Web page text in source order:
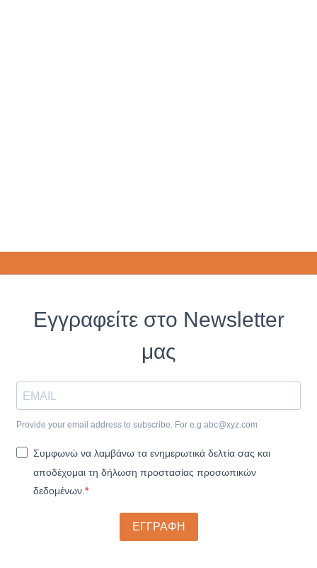
Εγγραφείτε στο Newsletter
μας
Provide your email address to subscribe. For e.g abc@xyz.com
Συμφωνώ να λαμβάνω τα ενημερωτικά δελτία σας και
αποδέχομαι τη δήλωση προστασίας προσωπικών
δεδομένων.
ΕΓΓΡΑΦΗ